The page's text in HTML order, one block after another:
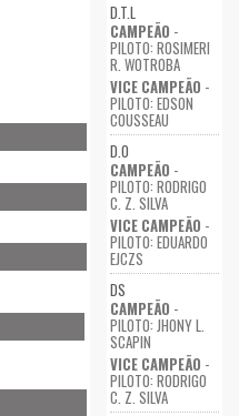
D.T.L
CAMPEÃO -
PILOTO: ROSIMERI
R. WOTROBA
VICE CAMPEÃO -
PILOTO: EDSON
COUSSEAU
D.O
CAMPEÃO -
PILOTO: RODRIGO
C. Z. SILVA
VICE CAMPEÃO -
PILOTO: EDUARDO
EJCZS
DS
CAMPEÃO -
PILOTO: JHONY L.
SCAPIN
VICE CAMPEÃO -
PILOTO: RODRIGO
C. Z. SILVA